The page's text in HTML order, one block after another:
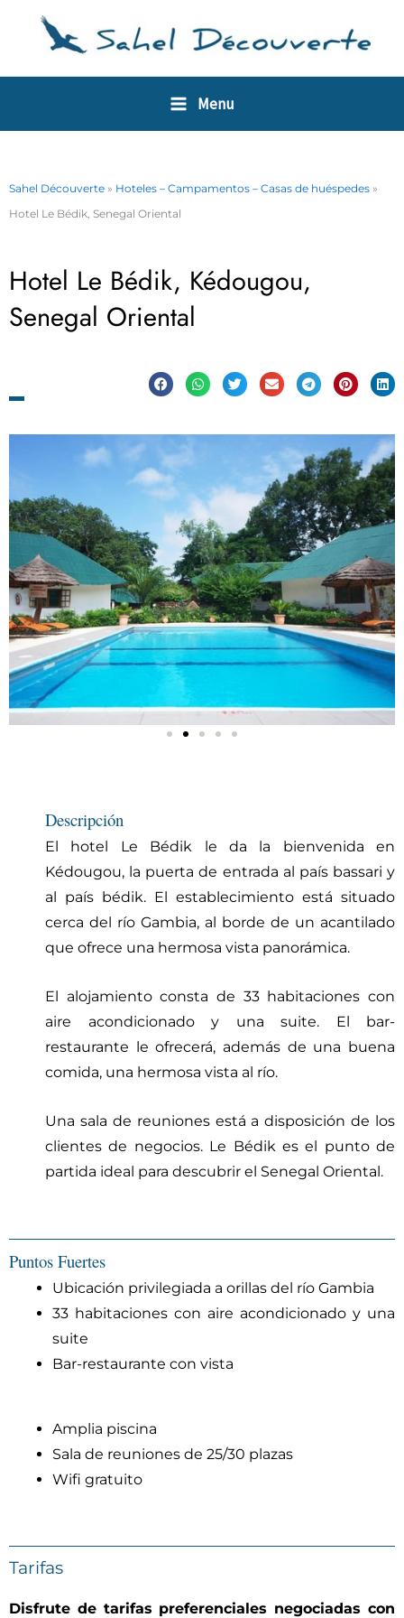
Menu
Sahel Découverte » Hoteles – Campamentos – Casas de huéspedes »
Hotel Le Bédik, Senegal Oriental
Hotel Le Bédik, Kédougou,
Senegal Oriental
Descripción
El hotel Le Bédik le da la bienvenida en
Kédougou, la puerta de entrada al país bassari y
al país bédik. El establecimiento está situado
cerca del río Gambia, al borde de un acantilado
que ofrece una hermosa vista panorámica.
El alojamiento consta de 33 habitaciones con
aire acondicionado y una suite. El bar-
restaurante le ofrecerá, además de una buena
comida, una hermosa vista al río.
Una sala de reuniones está a disposición de los
clientes de negocios. Le Bédik es el punto de
partida ideal para descubrir el Senegal Oriental.
Puntos Fuertes
Ubicación privilegiada a orillas del río Gambia
33 habitaciones con aire acondicionado y una
suite
Bar-restaurante con vista
Amplia piscina
Sala de reuniones de 25/30 plazas
Wifi gratuito
Tarifas
Disfrute de tarifas preferenciales negociadas con
Panel de gestión de cookies